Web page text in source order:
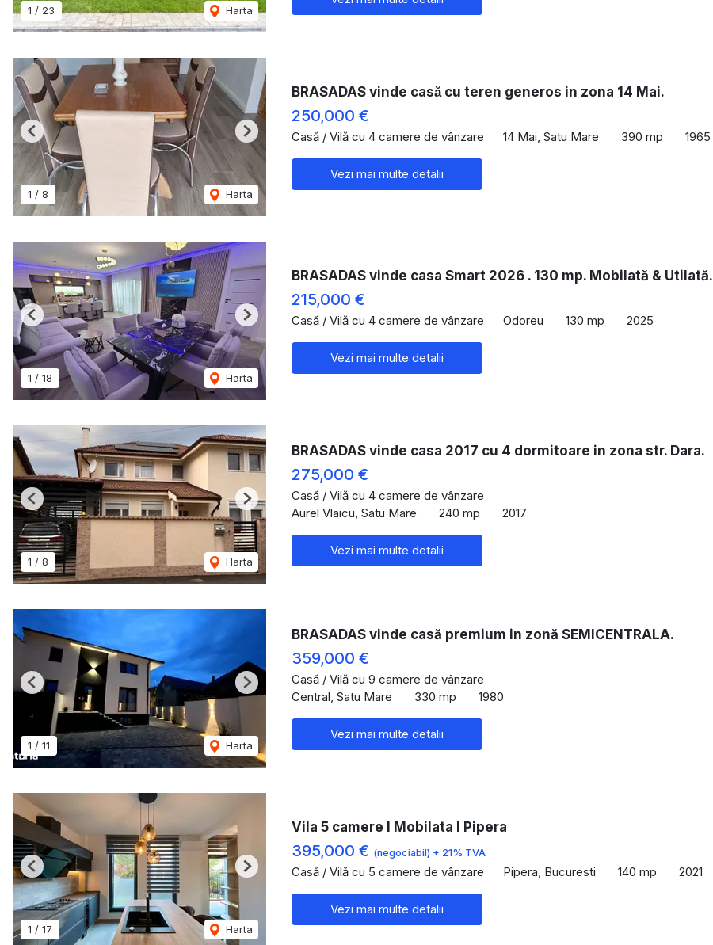
1 / 23 Harta
1 / 8 Harta
Previous Next
BRASADAS vinde casă cu teren generos in zona 14 Mai.
250,000 €
Casă / Vilă cu 4 camere de vânzare 14 Mai, Satu Mare 390 mp 1965
Vezi mai multe detalii
1 / 18 Harta
Previous Next
BRASADAS vinde casa Smart 2026 . 130 mp. Mobilată & Utilată.
215,000 €
Casă / Vilă cu 4 camere de vânzare Odoreu 130 mp 2025
Vezi mai multe detalii
1 / 8 Harta
Previous Next
BRASADAS vinde casa 2017 cu 4 dormitoare in zona str. Dara.
275,000 €
Casă / Vilă cu 4 camere de vânzare
Aurel Vlaicu, Satu Mare
240 mp 2017
Vezi mai multe detalii
1 / 11 Harta
Previous Next
BRASADAS vinde casă premium in zonă SEMICENTRALA.
359,000 €
Casă / Vilă cu 9 camere de vânzare
Central, Satu Mare
330 mp 1980
Vezi mai multe detalii
1 / 17 Harta
Previous Next
Vila 5 camere I Mobilata I Pipera
395,000 € (negociabil) + 21% TVA
Casă / Vilă cu 5 camere de vânzare Pipera, Bucuresti 140 mp 2021
Vezi mai multe detalii